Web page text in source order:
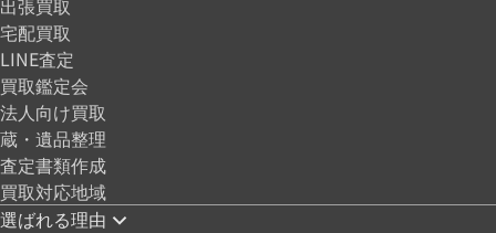
宅配買取
LINE査定
買取鑑定会
法人向け買取
蔵・遺品整理
査定書類作成
買取対応地域
選ばれる理由